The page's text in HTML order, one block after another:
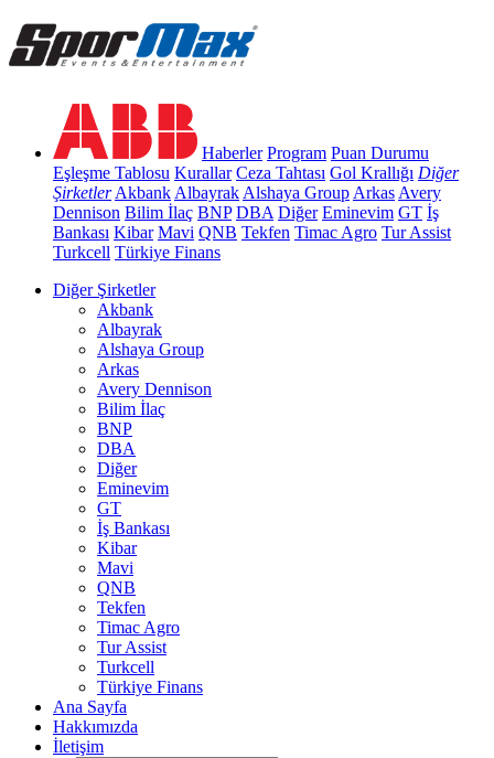
Haberler Program Puan Durumu
Eşleşme Tablosu Kurallar Ceza Tahtası Gol Krallığı Diğer
Şirketler Akbank Albayrak Alshaya Group Arkas Avery
Dennison Bilim İlaç BNP DBA Diğer Eminevim GT İş
Bankası Kibar Mavi QNB Tekfen Timac Agro Tur Assist
Turkcell Türkiye Finans
Diğer Şirketler
Akbank
Albayrak
Alshaya Group
Arkas
Avery Dennison
Bilim İlaç
BNP
DBA
Diğer
Eminevim
GT
İş Bankası
Kibar
Mavi
QNB
Tekfen
Timac Agro
Tur Assist
Turkcell
Türkiye Finans
Ana Sayfa
Hakkımızda
İletişim